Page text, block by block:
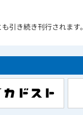
引き続き刊行されます。